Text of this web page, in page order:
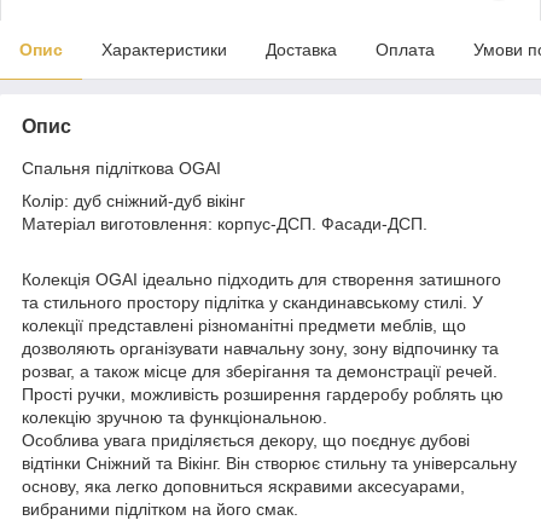
Опис Характеристики Доставка Оплата Умови
Опис
Спальня підліткова OGAI
Колір: дуб сніжний-дуб вікінг
Матеріал виготовлення: корпус-ДСП. Фасади-ДСП.
Колекція OGAI ідеально підходить для створення затишного
та стильного простору підлітка у скандинавському стилі. У
колекції представлені різноманітні предмети меблів, що
дозволяють організувати навчальну зону, зону відпочинку та
розваг, а також місце для зберігання та демонстрації речей.
Прості ручки, можливість розширення гардеробу роблять цю
колекцію зручною та функціональною.
Особлива увага приділяється декору, що поєднує дубові
відтінки Сніжний та Вікінг. Він створює стильну та універсальну
основу, яка легко доповниться яскравими аксесуарами,
вибраними підлітком на його смак.